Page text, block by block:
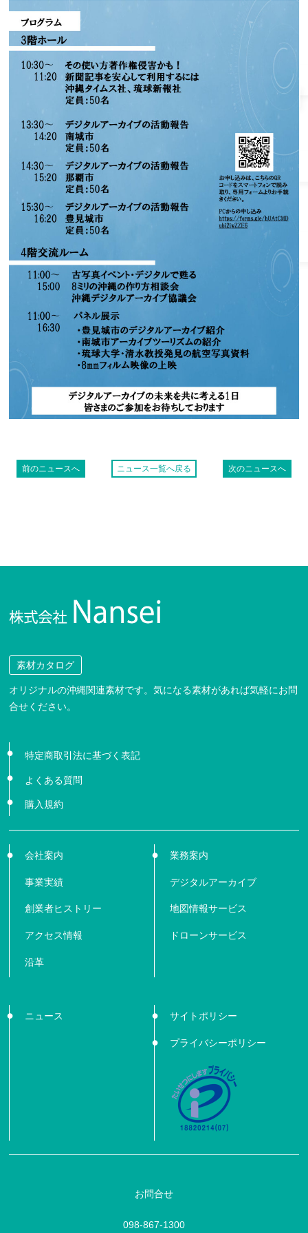
前のニュースへ ニュース一覧へ戻る 次のニュースへ
素材カタログ
オリジナルの沖縄関連素材です。気になる素材があれば気軽にお問
合せください。
特定商取引法に基づく表記
よくある質問
購入規約
会社案内
事業実績
創業者ヒストリー
アクセス情報
沿革
業務案内
デジタルアーカイブ
地図情報サービス
ドローンサービス
ニュース サイトポリシー
プライバシーポリシー
お問合せ
098-867-1300